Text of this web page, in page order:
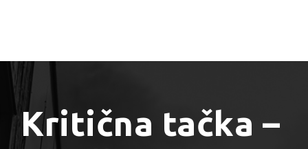
Kritična tačka –